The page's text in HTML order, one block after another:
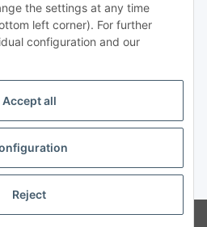
am Sand
fees
GmbH
the settings at any time
left corner). For further
configuration and our
Accept all
Reject